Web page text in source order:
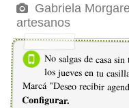
Gabriela
artesanos
No salgas de casa sin
los jueves en tu
Marcá "Deseo recibir
Configurar.